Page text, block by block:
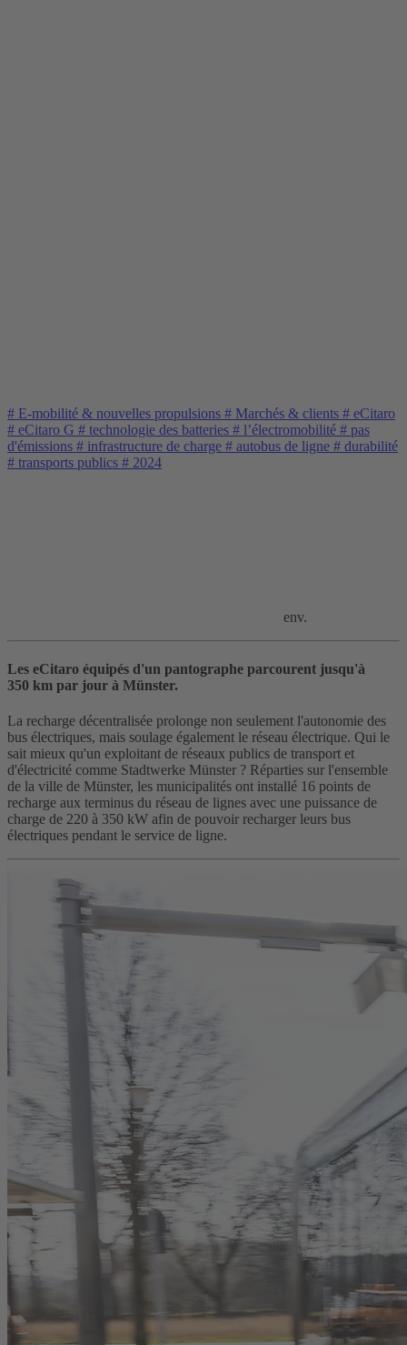
# E-mobilité & nouvelles propulsions # Marchés & clients # eCitaro
# eCitaro G # technologie des batteries # l’électromobilité # pas
d'émissions # infrastructure de charge # autobus de ligne # durabilité
# transports publics # 2024
env.
Les eCitaro équipés d'un pantographe parcourent jusqu'à
350 km par jour à Münster.
La recharge décentralisée prolonge non seulement l'autonomie des
bus électriques, mais soulage également le réseau électrique. Qui le
sait mieux qu'un exploitant de réseaux publics de transport et
d'électricité comme Stadtwerke Münster ? Réparties sur l'ensemble
de la ville de Münster, les municipalités ont installé 16 points de
recharge aux terminus du réseau de lignes avec une puissance de
charge de 220 à 350 kW afin de pouvoir recharger leurs bus
électriques pendant le service de ligne.